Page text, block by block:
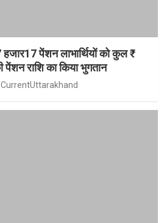
पेंशन लाभार्थियों को कुल ₹
राशि का किया भुगतान
CurrentUttarakhand